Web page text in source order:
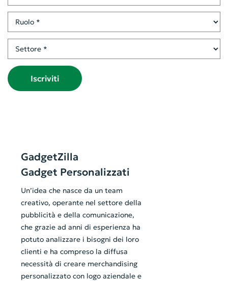
Ruolo
Settore
Iscriviti
GadgetZilla
Gadget Personalizzati
Un’idea che nasce da un team
creativo, operante nel settore della
pubblicità e della comunicazione,
che grazie ad anni di esperienza ha
potuto analizzare i bisogni dei loro
clienti e ha compreso la diffusa
necessità di creare merchandising
personalizzato con logo aziendale e